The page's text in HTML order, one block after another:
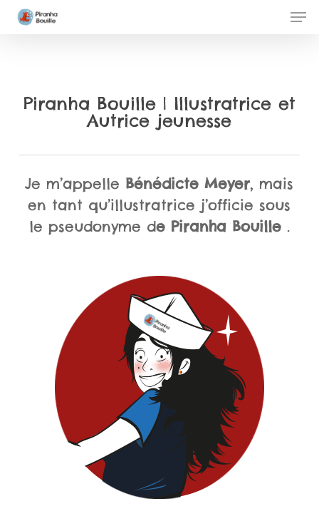
Skip
Piranha Bouille | Illustratrice et
Autrice jeunesse
Je m’appelle Bénédicte Meyer, mais
en tant qu’illustratrice j’officie sous
le pseudonyme de Piranha Bouille.